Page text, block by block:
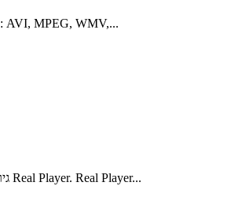
המרת קבצי וידיאו בפורמטים שונים כגון: AVI, MPEG, WMV,...
גירסה חדשה וחופשית של נגן המולטימדיה Real Player. Real Player...